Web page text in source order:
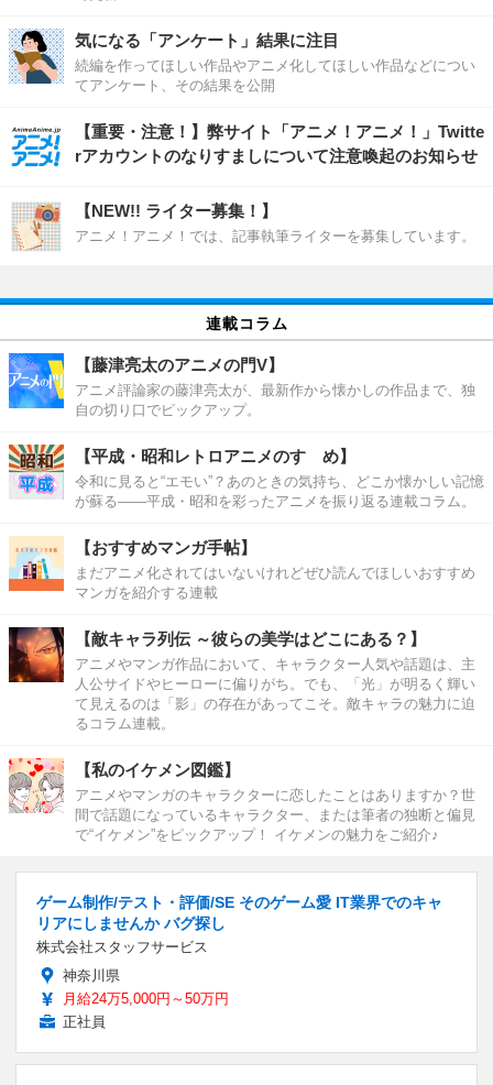
気になる「アンケート」結果に注目
続編を作ってほしい作品やアニメ化してほしい作品などについ
てアンケート、その結果を公開
【重要・注意！】弊サイト「アニメ！アニメ！」Twitte
rアカウントのなりすましについて注意喚起のお知らせ
【NEW!! ライター募集！】
アニメ！アニメ！では、記事執筆ライターを募集しています。
連載コラム
【藤津亮太のアニメの門V】
アニメ評論家の藤津亮太が、最新作から懐かしの作品まで、独
自の切り口でピックアップ。
【平成・昭和レトロアニメのすゝめ】
令和に見ると“エモい”？あのときの気持ち、どこか懐かしい記憶
が蘇る――平成・昭和を彩ったアニメを振り返る連載コラム。
【おすすめマンガ手帖】
まだアニメ化されてはいないけれどぜひ読んでほしいおすすめ
マンガを紹介する連載
【敵キャラ列伝 ～彼らの美学はどこにある？】
アニメやマンガ作品において、キャラクター人気や話題は、主
人公サイドやヒーローに偏りがち。でも、「光」が明るく輝い
て見えるのは「影」の存在があってこそ。敵キャラの魅力に迫
るコラム連載。
【私のイケメン図鑑】
アニメやマンガのキャラクターに恋したことはありますか？世
間で話題になっているキャラクター、または筆者の独断と偏見
で“イケメン”をピックアップ！ イケメンの魅力をご紹介♪
ゲーム制作/テスト・評価/SE そのゲーム愛 IT業界でのキャ
リアにしませんか バグ探し
株式会社スタッフサービス
神奈川県
月給24万5,000円～50万円
正社員